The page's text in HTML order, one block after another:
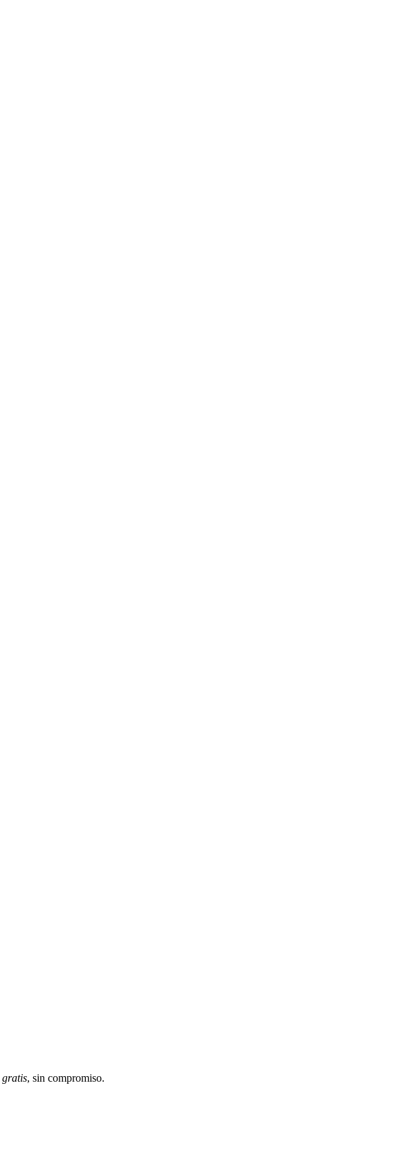
gratis, sin compromiso.